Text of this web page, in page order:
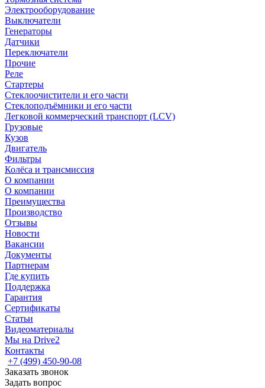
Электрооборудование
Выключатели
Генераторы
Датчики
Переключатели
Прочие
Реле
Стартеры
Стеклоочистители и его части
Стеклоподъёмники и его части
Легковой коммерческий транспорт (LCV)
Грузовые
Кузов
Двигатель
Фильтры
Колёса и трансмиссия
О компании
О компании
Преимущества
Производство
Отзывы
Новости
Вакансии
Документы
Партнерам
Где купить
Поддержка
Гарантия
Сертификаты
Статьи
Видеоматериалы
Мы на Drive2
Контакты
+7 (499) 450-90-08
Заказать звонок
Задать вопрос